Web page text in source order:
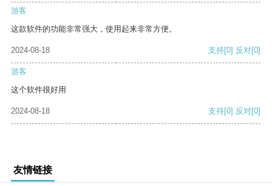
游客
这款软件的功能非常强大，使用起来非常方便。
2024-08-18 支持[0] 反对[0]
游客
这个软件很好用
2024-08-18 支持[0] 反对[0]
友情链接